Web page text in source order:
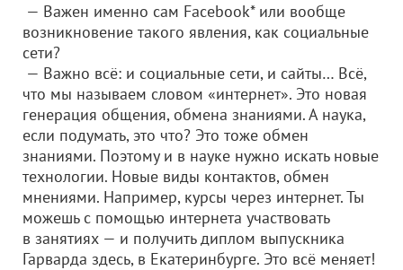
— Важен именно сам Facebook* или вообще
возникновение такого явления, как социальные
сети?
— Важно всё: и социальные сети, и сайты… Всё,
что мы называем словом «интернет». Это новая
генерация общения, обмена знаниями. А наука,
если подумать, это что? Это тоже обмен
знаниями. Поэтому и в науке нужно искать новые
технологии. Новые виды контактов, обмен
мнениями. Например, курсы через интернет. Ты
можешь с помощью интернета участвовать
в занятиях — и получить диплом выпускника
Гарварда здесь, в Екатеринбурге. Это всё меняет!